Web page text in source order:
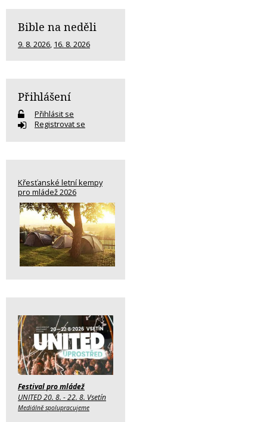
Bible na neděli
9. 8. 2026 16. 8. 2026
Přihlášení
Přihlásit se
Registrovat se
Křesťanské letní kempy
pro mládež 2026
Festival pro mládež
UNITED 20. 8. - 22. 8. Vsetín
Mediálně spolupracujeme